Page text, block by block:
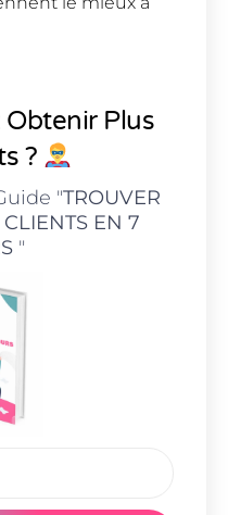
Plus
?
"TROUVER
EN 7
"